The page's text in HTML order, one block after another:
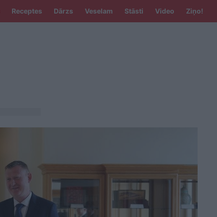
Receptes Dārzs Veselam Stāsti Video Ziņo!